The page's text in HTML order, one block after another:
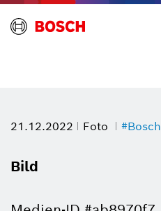
21.12.2022 Foto
Bild